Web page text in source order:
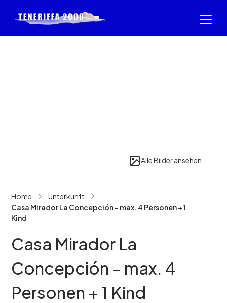
Alle Bilder ansehen
Home
Unterkunft
Casa Mirador La Concepción - max. 4 Personen + 1
Kind
Casa Mirador La
Concepción - max. 4
Personen + 1 Kind